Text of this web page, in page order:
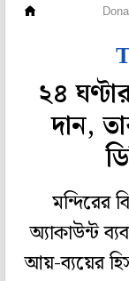
২৪
দান,
মন্দিরের
অ্যাকাউন্ট
আয়-ব্যয়ের